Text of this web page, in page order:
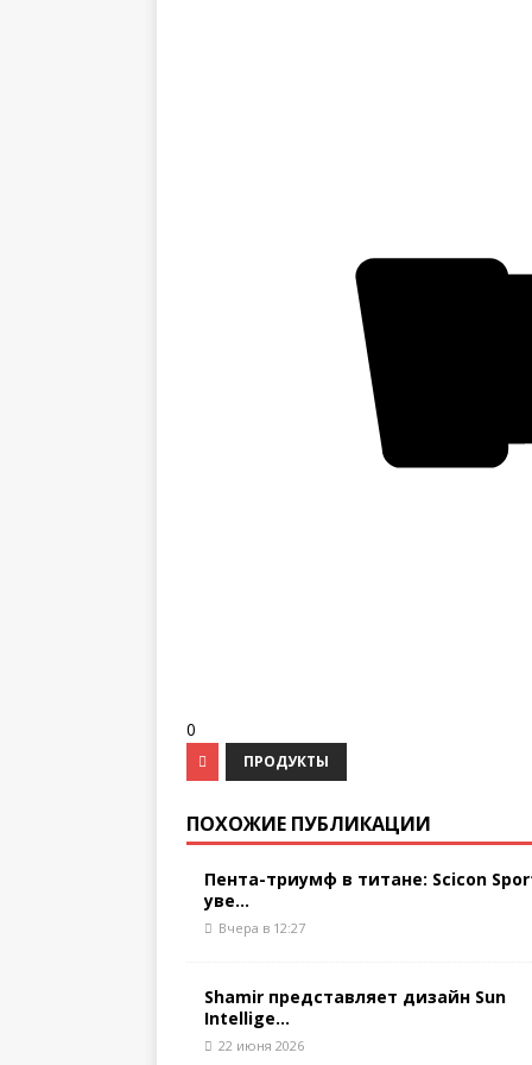
0
ПРОДУКТЫ
ПОХОЖИЕ ПУБЛИКАЦИИ
Пента-триумф в титане: Scicon
уве...
Вчера в 12:27
Shamir представляет дизайн Sun
Intellige...
22 июня 2026